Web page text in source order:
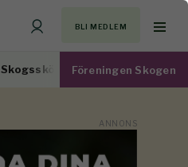
BLI MEDLEM
Skogsskötsel Virkesmarknad
Föreningen Skogen